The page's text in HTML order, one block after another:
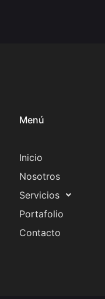
Menú
Inicio
Nosotros
Servicios
Portafolio
Contacto